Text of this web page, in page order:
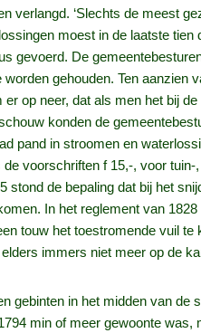
verlangd. ‘Slechts de meest
moest in de laatste
gevoerd. De
gehouden. Ten
op neer, dat als men het bij
konden de
pand in stroomen en
voorschriften f 15,-, voor
de bepaling dat bij het
In het reglement van
touw het toestromende vuil
immers niet meer op de
gebinten in het midden van
min of meer gewoonte